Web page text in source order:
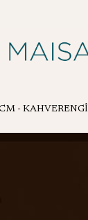
- KAHVERENGİ